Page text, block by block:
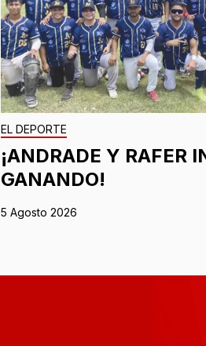
EL DEPORTE
¡ANDRADE Y RAFER
GANANDO!
5 Agosto 2026